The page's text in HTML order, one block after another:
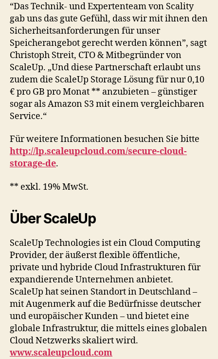
“Das Technik- und Expertenteam von Scality
gab uns das gute Gefühl, dass wir mit ihnen den
Sicherheitsanforderungen für unser
Speicherangebot gerecht werden können”, sagt
Christoph Streit, CTO & Mitbegründer von
ScaleUp. „Und diese Partnerschaft erlaubt uns
zudem die ScaleUp Storage Lösung für nur 0,10
€ pro GB pro Monat ** anzubieten – günstiger
sogar als Amazon S3 mit einem vergleichbaren
Service.“
Für weitere Informationen besuchen Sie bitte
http://lp.scaleupcloud.com/secure-cloud-
storage-de.
** exkl. 19% MwSt.
Über ScaleUp
ScaleUp Technologies ist ein Cloud Computing
Provider, der äußerst flexible öffentliche,
private und hybride Cloud Infrastrukturen für
expandierende Unternehmen anbietet.
ScaleUp hat seinen Standort in Deutschland –
mit Augenmerk auf die Bedürfnisse deutscher
und europäischer Kunden – und bietet eine
globale Infrastruktur, die mittels eines globalen
Cloud Netzwerks skaliert wird.
www.scaleupcloud.com